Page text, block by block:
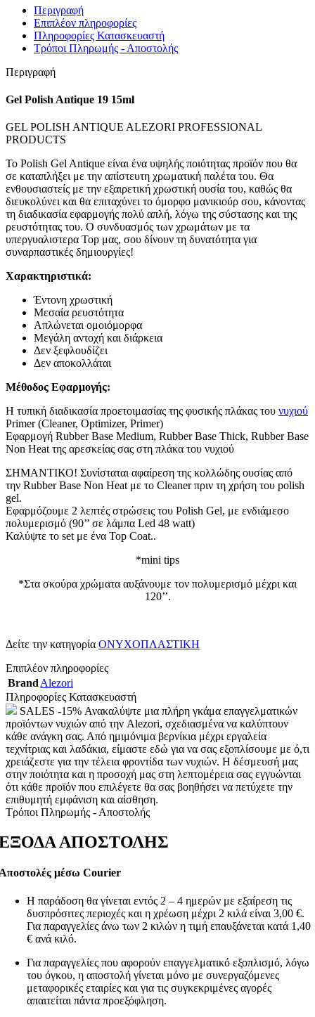
Περιγραφή
Επιπλέον πληροφορίες
Πληροφορίες Κατασκευαστή
Τρόποι Πληρωμής - Αποστολής
Περιγραφή
Gel Polish Antique 19 15ml
GEL POLISH ANTIQUE ALEZORI PROFESSIONAL
PRODUCTS
Το Polish Gel Antique είναι ένα υψηλής ποιότητας προϊόν που θα
σε καταπλήξει με την απίστευτη χρωματική παλέτα του. Θα
ενθουσιαστείς με την εξαιρετική χρωστική ουσία του, καθώς θα
διευκολύνει και θα επιταχύνει το όμορφο μανικιούρ σου, κάνοντας
τη διαδικασία εφαρμογής πολύ απλή, λόγω της σύστασης και της
ρευστότητας του. Ο συνδυασμός των χρωμάτων με τα
υπεργυαλιστερα Top μας, σου δίνουν τη δυνατότητα για
συναρπαστικές δημιουργίες!
Χαρακτηριστικά:
Έντονη χρωστική
Μεσαία ρευστότητα
Απλώνεται ομοιόμορφα
Μεγάλη αντοχή και διάρκεια
Δεν ξεφλουδίζει
Δεν αποκολλάται
Μέθοδος Εφαρμογής:
Η τυπική διαδικασία προετοιμασίας της φυσικής πλάκας του νυχιού
Primer (Cleaner, Optimizer, Primer)
Εφαρμογή Rubber Base Medium, Rubber Base Thick, Rubber Base
Non Heat της αρεσκείας σας στη πλάκα του νυχιού
ΣΗΜΑΝΤΙΚΟ! Συνίσταται αφαίρεση της κολλώδης ουσίας από
την Rubber Base Non Heat με το Cleaner πριν τη χρήση του polish
gel.
Εφαρμόζουμε 2 λεπτές στρώσεις του Polish Gel, με ενδιάμεσο
πολυμερισμό (90’’ σε λάμπα Led 48 watt)
Καλύψτε το set με ένα Top Coat..
*mini tips
*Στα σκούρα χρώματα αυξάνουμε τον πολυμερισμό μέχρι και
120’’.
Δείτε την κατηγορία ΟΝΥΧΟΠΛΑΣΤΙΚΗ
Επιπλέον πληροφορίες
Brand Alezori
Πληροφορίες Κατασκευαστή
SALES -15% Ανακαλύψτε μια πλήρη γκάμα επαγγελματικών
προϊόντων νυχιών από την Alezori, σχεδιασμένα να καλύπτουν
κάθε ανάγκη σας. Από ημιμόνιμα βερνίκια μέχρι εργαλεία
τεχνίτριας και λαδάκια, είμαστε εδώ για να σας εξοπλίσουμε με ό,τι
χρειάζεστε για την τέλεια φροντίδα των νυχιών. Η δέσμευσή μας
στην ποιότητα και η προσοχή μας στη λεπτομέρεια σας εγγυώνται
ότι κάθε προϊόν που επιλέγετε θα σας βοηθήσει να πετύχετε την
επιθυμητή εμφάνιση και αίσθηση.
Τρόποι Πληρωμής - Αποστολής
ΑΠΟΣΤΟΛΗΣ
μέσω Courier
Η παράδοση θα γίνεται εντός 2 – 4 ημερών με εξαίρεση τις
δυσπρόσιτες περιοχές και η χρέωση μέχρι 2 κιλά είναι 3,00 €.
Για παραγγελίες άνω των 2 κιλών η τιμή επαυξάνεται κατά 1,40
€ ανά κιλό.
Για παραγγελίες που αφορούν επαγγελματικό εξοπλισμό, λόγω
του όγκου, η αποστολή γίνεται μόνο με συνεργαζόμενες
μεταφορικές εταιρίες και για τις συγκεκριμένες αγορές
απαιτείται πάντα προεξόφληση.